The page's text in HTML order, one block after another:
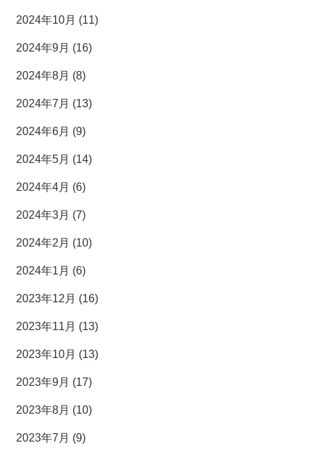
2024年10月 (11)
2024年9月 (16)
2024年8月 (8)
2024年7月 (13)
2024年6月 (9)
2024年5月 (14)
2024年4月 (6)
2024年3月 (7)
2024年2月 (10)
2024年1月 (6)
2023年12月 (16)
2023年11月 (13)
2023年10月 (13)
2023年9月 (17)
2023年8月 (10)
2023年7月 (9)